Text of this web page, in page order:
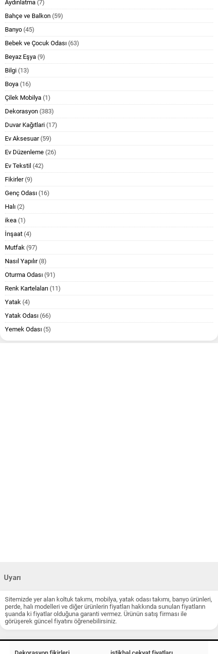
Aydınlatma (7)
Bahçe ve Balkon (59)
Banyo (45)
Bebek ve Çocuk Odası (63)
Beyaz Eşya (9)
Bilgi (13)
Boya (16)
Çilek Mobilya (1)
Dekorasyon (383)
Duvar Kağıtlari (17)
Ev Aksesuar(59)
Ev Düzenleme (26)
Ev Tekstil (42)
Fikirler(9)
Genç Odası (16)
Halı (2)
ikea (1)
İnşaat (4)
Mutfak (97)
Nasıl Yapılır(8)
Oturma Odası (91)
Renk Kartelaları (11)
Yatak (4)
Yatak Odası (66)
Yemek Odası (5)
Uyarı
Sitemizde yer alan koltuk takımı, mobilya, yatak odası takımı, banyo ürünleri,
perde, halı modelleri ve diğer ürünlerin fiyatları hakkında sunulan fiyatların
şuanda ki fiyatlar olduğuna garanti vermez. Ürünün satış firması ile
görüşerek güncel fiyatını öğrenebilirsiniz.